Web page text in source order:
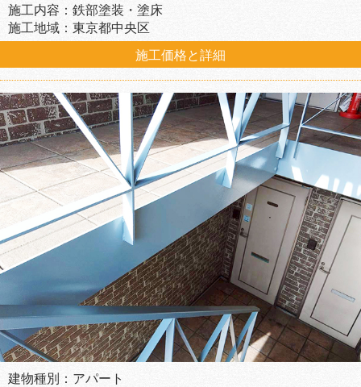
施工内容：鉄部塗装・塗床
施工地域：東京都中央区
施工価格と詳細
建物種別：アパート